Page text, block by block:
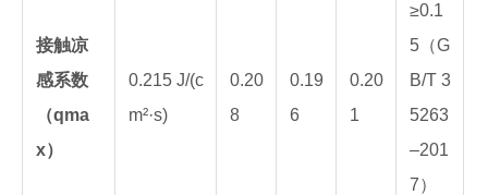
接触凉
感系数
（qma
x）
0.215 J/(c
m²·s)
0.20
8
0.19
6
0.20
1
≥0.1
5（G
B/T 3
5263
–201
7）